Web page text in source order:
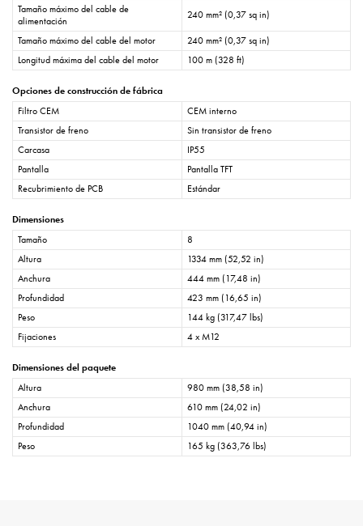
Tamaño máximo del cable de
alimentación
240 mm² (0,37 sq in)
Tamaño máximo del cable del motor
240 mm² (0,37 sq in)
Longitud máxima del cable del motor
100 m (328 ft)
Opciones de construcción de fábrica
Filtro CEM
CEM interno
Transistor de freno
Sin transistor de freno
Carcasa
IP55
Pantalla
Pantalla TFT
Recubrimiento de PCB
Estándar
Dimensiones
Tamaño
8
Altura
1334 mm (52,52 in)
Anchura
444 mm (17,48 in)
Profundidad
423 mm (16,65 in)
Peso
144 kg (317,47 lbs)
Fijaciones
4 x M12
Dimensiones del paquete
Altura
980 mm (38,58 in)
Anchura
610 mm (24,02 in)
Profundidad
1040 mm (40,94 in)
Peso
165 kg (363,76 lbs)